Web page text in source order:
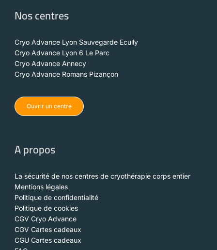
Nos centres
Cryo Advance Lyon Sauvegarde Ecully
Cryo Advance Lyon 6 Le Parc
Cryo Advance Annecy
Cryo Advance Romans Pizançon
Ouvrir un centre
A propos
La sécurité de nos centres de cryothérapie corps entier
Mentions légales
Politique de confidentialité
Politique de cookies
CGV Cryo Advance
CGV Cartes cadeaux
CGU Cartes cadeaux